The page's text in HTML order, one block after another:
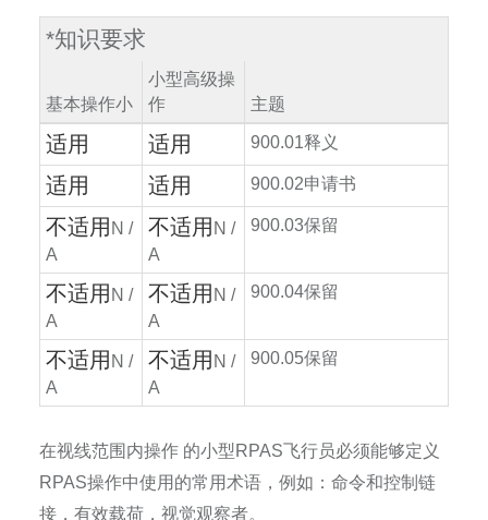
*知识要求
基本操作小
小型高级操
作
主题
适用 适用 900.01释义
适用 适用 900.02申请书
不适用 N /
A
不适用 N /
A
900.03保留
不适用 N /
A
不适用 N /
A
900.04保留
不适用 N /
A
不适用 N /
A
900.05保留
在视线范围内操作 的小型RPAS飞行员必须能够定义
RPAS操作中使用的常用术语，例如：命令和控制链
接，有效载荷，视觉观察者。